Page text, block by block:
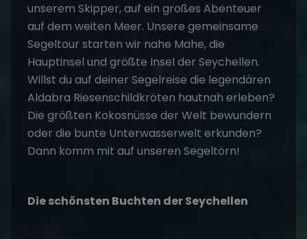
unserem Skipper, auf ein großes Abenteuer
auf dem weiten Meer. Unsere gemeinsame
Segeltour starten wir nahe Mahe, die
Hauptinsel und größte Insel der Seychellen.
Willst du auf deiner Segelreise die legendären
Aldabra Riesenschildkröten hautnah erleben?
Die größten Kokosnüsse der Welt bewundern
oder die bunte Unterwasserwelt erkunden?
Dann komm mit auf unseren Segeltörn!
Die schönsten Buchten der Seychellen